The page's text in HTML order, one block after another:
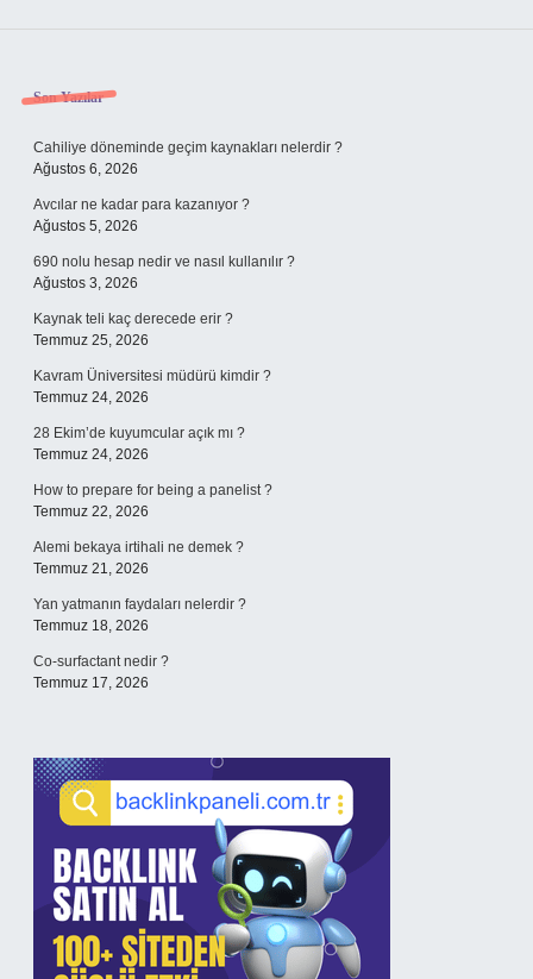
Sidebar
Son Yazılar
Cahiliye döneminde geçim kaynakları nelerdir ?
Ağustos 6, 2026
Avcılar ne kadar para kazanıyor ?
Ağustos 5, 2026
690 nolu hesap nedir ve nasıl kullanılır ?
Ağustos 3, 2026
Kaynak teli kaç derecede erir ?
Temmuz 25, 2026
Kavram Üniversitesi müdürü kimdir ?
Temmuz 24, 2026
28 Ekim’de kuyumcular açık mı ?
Temmuz 24, 2026
How to prepare for being a panelist ?
Temmuz 22, 2026
Alemi bekaya irtihali ne demek ?
Temmuz 21, 2026
Yan yatmanın faydaları nelerdir ?
Temmuz 18, 2026
Co-surfactant nedir ?
Temmuz 17, 2026